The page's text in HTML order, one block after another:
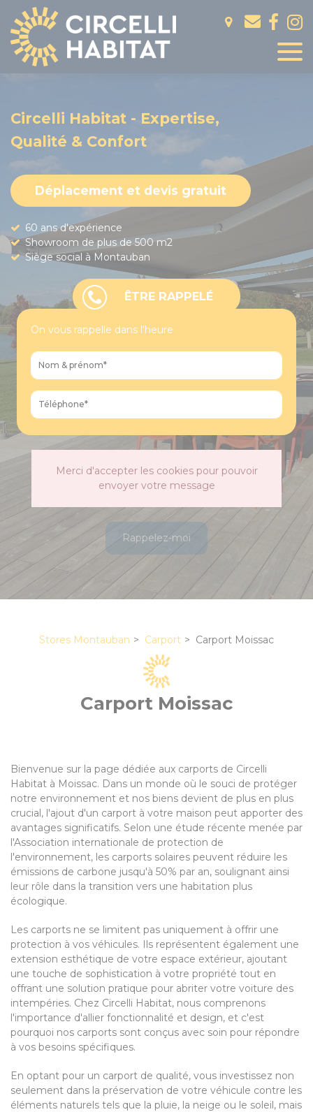
Circelli Habitat - Expertise,
Qualité & Confort
Déplacement et devis gratuit
60 ans d'expérience
Showroom de plus de 500 m2
Siège social à Montauban
ÊTRE RAPPELÉ
On vous rappelle dans l'heure
Merci d'accepter les cookies pour pouvoir
envoyer votre message
Rappelez-moi
Stores Montauban Carport Carport Moissac
Carport Moissac
Bienvenue sur la page dédiée aux carports de Circelli
Habitat à Moissac. Dans un monde où le souci de protéger
notre environnement et nos biens devient de plus en plus
crucial, l'ajout d'un carport à votre maison peut apporter des
avantages significatifs. Selon une étude récente menée par
l'Association internationale de protection de
l'environnement, les carports solaires peuvent réduire les
émissions de carbone jusqu'à 50% par an, soulignant ainsi
leur rôle dans la transition vers une habitation plus
écologique.
Les carports ne se limitent pas uniquement à offrir une
protection à vos véhicules. Ils représentent également une
extension esthétique de votre espace extérieur, ajoutant
une touche de sophistication à votre propriété tout en
offrant une solution pratique pour abriter votre voiture des
intempéries. Chez Circelli Habitat, nous comprenons
l'importance d'allier fonctionnalité et design, et c'est
pourquoi nos carports sont conçus avec soin pour répondre
à vos besoins spécifiques.
En optant pour un carport de qualité, vous investissez non
seulement dans la préservation de votre véhicule contre les
éléments naturels tels que la pluie, la neige ou le soleil, mais
Panneau de gestion des cookies